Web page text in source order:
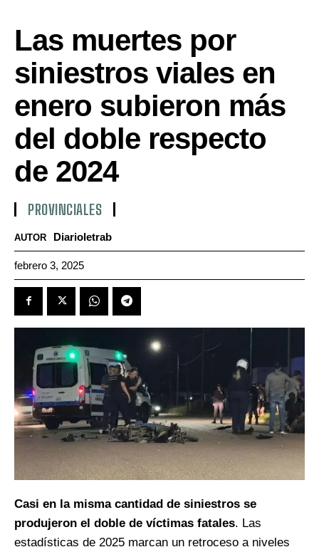
Las muertes por
siniestros viales en
enero subieron más
del doble respecto
de 2024
PROVINCIALES
AUTOR Diarioletrab
febrero 3, 2025
Casi en la misma cantidad de siniestros se
produjeron el doble de víctimas fatales. Las
estadísticas de 2025 marcan un retroceso a niveles